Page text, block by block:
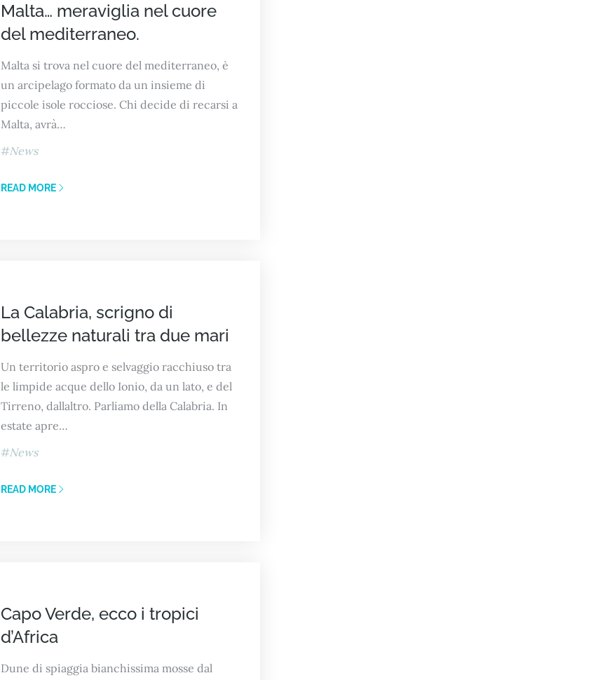
Malta… meraviglia nel cuore
del mediterraneo.
Malta si trova nel cuore del mediterraneo, è
un arcipelago formato da un insieme di
piccole isole rocciose. Chi decide di recarsi a
Malta, avrà…
News
READ MORE
La Calabria, scrigno di
bellezze naturali tra due mari
Un territorio aspro e selvaggio racchiuso tra
le limpide acque dello Ionio, da un lato, e del
Tirreno, dallaltro. Parliamo della Calabria. In
estate apre…
News
READ MORE
Capo Verde, ecco i tropici
d’Africa
Dune di spiaggia bianchissima mosse dal